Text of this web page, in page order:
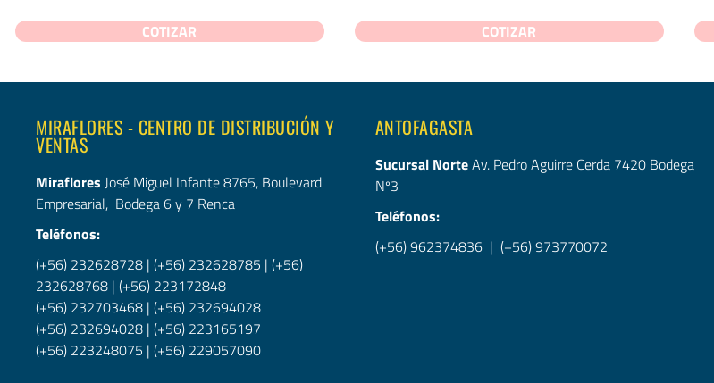
COTIZAR COTIZAR
MIRAFLORES - CENTRO DE DISTRIBUCIÓN Y
VENTAS
Miraflores José Miguel Infante 8765, Boulevard
Empresarial, Bodega 6 y 7 Renca
Teléfonos:
(+56) 232628728 | (+56) 232628785 | (+56)
232628768 | (+56) 223172848
(+56) 232703468 | (+56) 232694028
(+56) 232694028 | (+56) 223165197
(+56) 223248075 | (+56) 229057090
ANTOFAGASTA
Sucursal NorteAv. Pedro Aguirre Cerda 7420 Bodega
Nº3
Teléfonos:
(+56) 962374836| (+56) 973770072